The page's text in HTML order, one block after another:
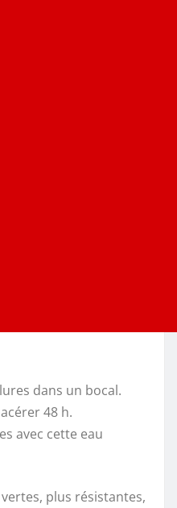
dans un bocal.
48 h.
avec cette eau
plus résistantes,